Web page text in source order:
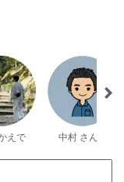
えで 中村 さんた